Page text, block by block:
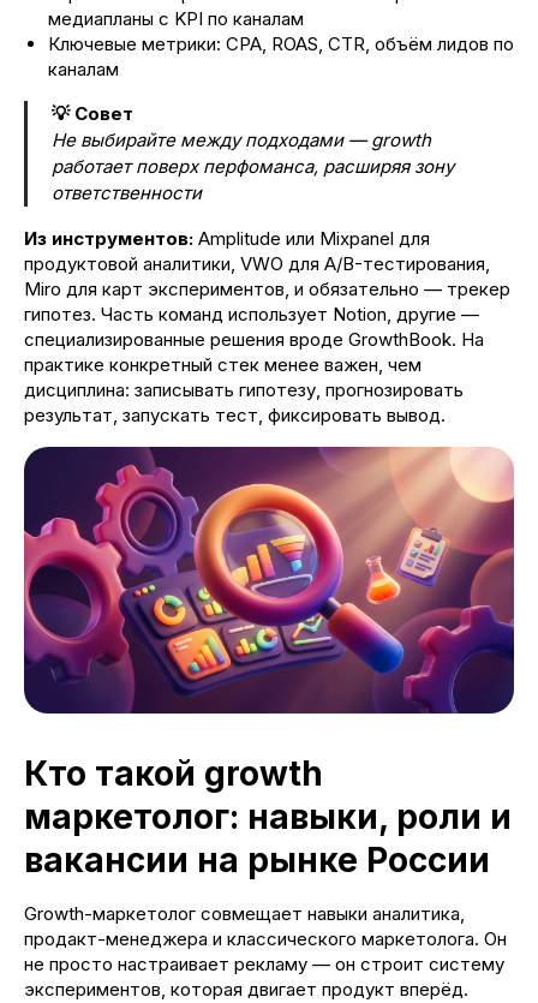
медиапланы с KPI по каналам
Ключевые метрики: CPA, ROAS, CTR, объём лидов по
каналам
💡 Совет
Не выбирайте между подходами — growth
работает поверх перфоманса, расширяя зону
ответственности
Из инструментов: Amplitude или Mixpanel для
продуктовой аналитики, VWO для A/B-тестирования,
Miro для карт экспериментов, и обязательно — трекер
гипотез. Часть команд использует Notion, другие —
специализированные решения вроде GrowthBook. На
практике конкретный стек менее важен, чем
дисциплина: записывать гипотезу, прогнозировать
результат, запускать тест, фиксировать вывод.
Кто такой growth
маркетолог: навыки, роли и
вакансии на рынке России
Growth-маркетолог совмещает навыки аналитика,
продакт-менеджера и классического маркетолога. Он
не просто настраивает рекламу — он строит систему
экспериментов, которая двигает продукт вперёд.